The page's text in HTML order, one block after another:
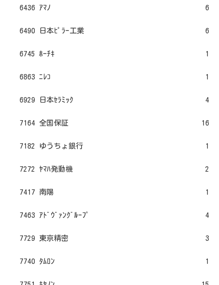
6436 ｱﾏﾉ 6
6490 日本ﾋﾟﾗｰ工業 6
6745 ﾎｰﾁｷ 1
6863 ﾆﾚｺ 1
6929 日本ｾﾗﾐｯｸ 4
7164 全国保証 16
7182 ゆうちょ銀行 1
7272 ﾔﾏﾊ発動機 2
7417 南陽 1
7463 ｱﾄﾞｳﾞｧﾝｸﾞﾙｰﾌﾟ 4
7729 東京精密 3
7740 ﾀﾑﾛﾝ 1